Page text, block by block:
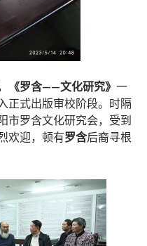
《罗含——文化研究》 一
正式出版审校阶段。时隔
市罗含文化研究会，受到
欢迎，顿有罗含后裔寻根